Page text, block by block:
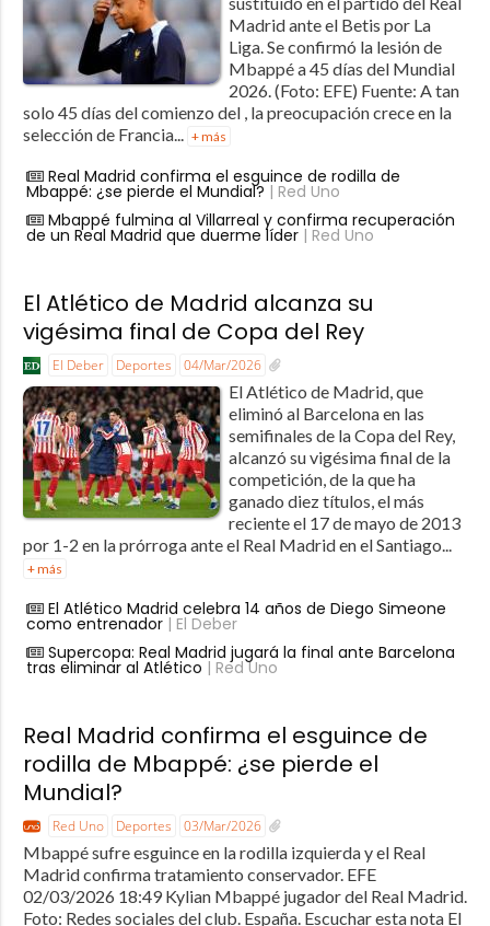
Madrid ante el Betis por La
Liga. Se confirmó la lesión de
Mbappé a 45 días del Mundial
2026. (Foto: EFE) Fuente: A tan
solo 45 días del comienzo del , la preocupación crece en la
selección de Francia... + más
Real Madrid confirma el esguince de rodilla de
Mbappé: ¿se pierde el Mundial? | Red Uno
Mbappé fulmina al Villarreal y confirma recuperación
de un Real Madrid que duerme líder| Red Uno
El Atlético de Madrid alcanza su
vigésima final de Copa del Rey
El Deber Deportes 04/Mar/2026
El Atlético de Madrid, que
eliminó al Barcelona en las
semifinales de la Copa del Rey,
alcanzó su vigésima final de la
competición, de la que ha
ganado diez títulos, el más
reciente el 17 de mayo de 2013
por 1-2 en la prórroga ante el Real Madrid en el Santiago...
+ más
El Atlético Madrid celebra 14 años de Diego Simeone
como entrenador| El Deber
Supercopa: Real Madrid jugará la final ante Barcelona
tras eliminar al Atlético | Red Uno
Real Madrid confirma el esguince de
rodilla de Mbappé: ¿se pierde el
Mundial?
Red Uno Deportes 03/Mar/2026
Mbappé sufre esguince en la rodilla izquierda y el Real
Madrid confirma tratamiento conservador. EFE
02/03/2026 18:49 Kylian Mbappé jugador del Real Madrid.
Foto: Redes sociales del club. España. Escuchar esta nota El